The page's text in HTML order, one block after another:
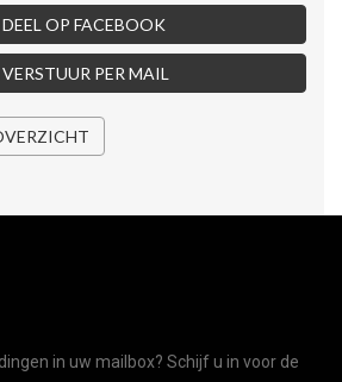
DEEL OP FACEBOOK
PER MAIL
in uw mailbox? Schijf u in voor de